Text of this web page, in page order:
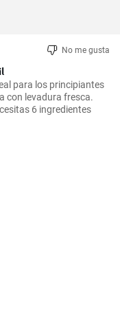
No me gusta
para los principiantes
con levadura fresca.
6 ingredientes